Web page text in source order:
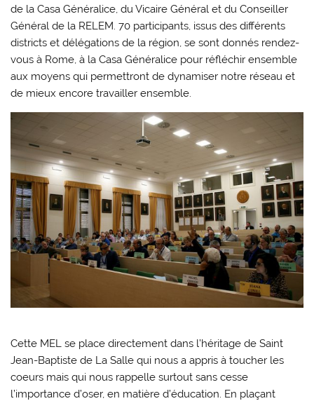
de la Casa Généralice, du Vicaire Général et du Conseiller
Général de la RELEM. 70 participants, issus des différents
districts et délégations de la région, se sont donnés rendez-
vous à Rome, à la Casa Généralice pour réfléchir ensemble
aux moyens qui permettront de dynamiser notre réseau et
de mieux encore travailler ensemble.
Cette MEL se place directement dans l’héritage de Saint
Jean-Baptiste de La Salle qui nous a appris à toucher les
coeurs mais qui nous rappelle surtout sans cesse
l’importance d’oser, en matière d’éducation. En plaçant